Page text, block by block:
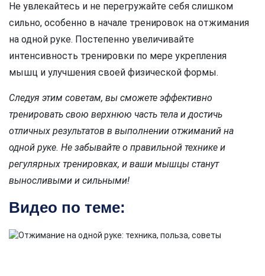
Не увлекайтесь и не перегружайте себя слишком
сильно, особенно в начале тренировок на отжимания
на одной руке. Постепенно увеличивайте
интенсивность тренировки по мере укрепления
мышц и улучшения своей физической формы.
Следуя этим советам, вы сможете эффективно
тренировать свою верхнюю часть тела и достичь
отличных результатов в выполнении отжиманий на
одной руке. Не забывайте о правильной технике и
регулярных тренировках, и ваши мышцы станут
выносливыми и сильными!
Видео по теме: